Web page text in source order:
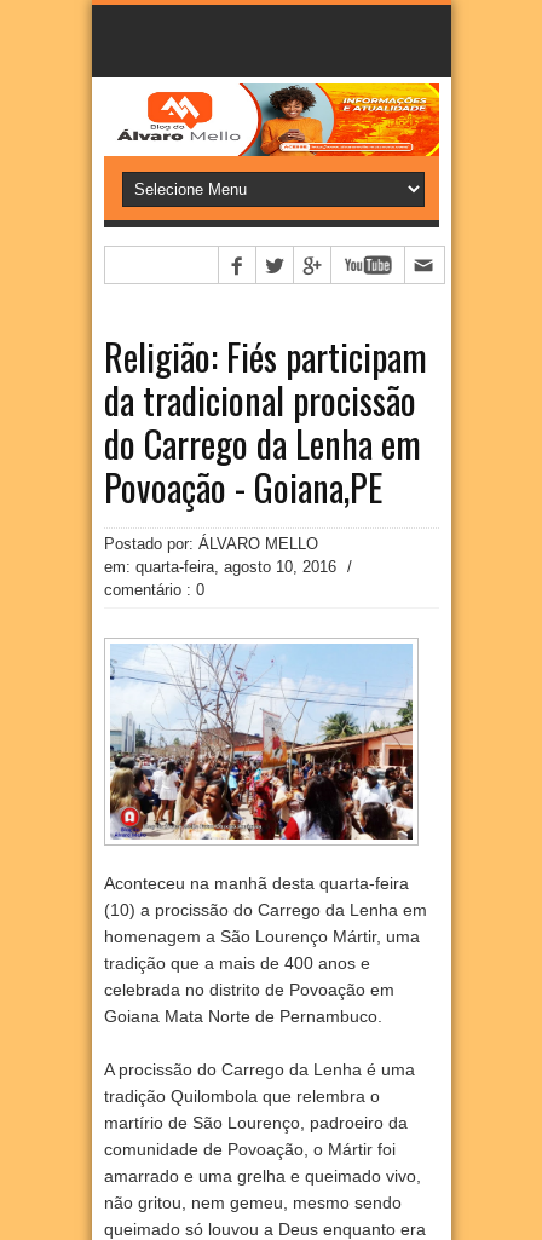
Religião: Fiés participam
da tradicional procissão
do Carrego da Lenha em
Povoação - Goiana,PE
Postado por: ÁLVARO MELLO
em: quarta-feira, agosto 10, 2016
/
comentário : 0
Aconteceu na manhã desta quarta-feira
(10) a procissão do Carrego da Lenha em
homenagem a São Lourenço Mártir, uma
tradição que a mais de 400 anos e
celebrada no distrito de Povoação em
Goiana Mata Norte de Pernambuco.
A procissão do Carrego da Lenha é uma
tradição Quilombola que relembra o
martírio de São Lourenço, padroeiro da
comunidade de Povoação, o Mártir foi
amarrado e uma grelha e queimado vivo,
não gritou, nem gemeu, mesmo sendo
queimado só louvou a Deus enquanto era